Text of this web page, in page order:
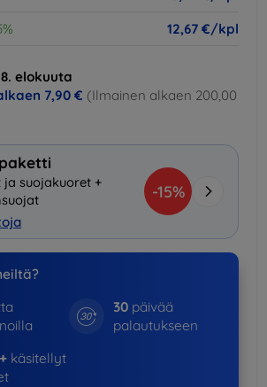
12,67 €/kpl
elokuuta
7,90 € (Ilmainen alkaen 200,00
ja suojakuoret +
-15%
30 päivää
palautukseen
käsitellyt